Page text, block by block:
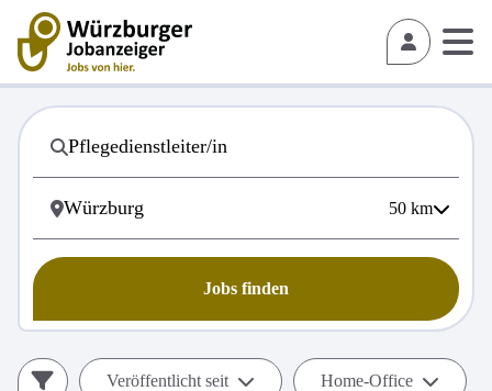
50 km
Jobs finden
Veröffentlicht seit Home-Office